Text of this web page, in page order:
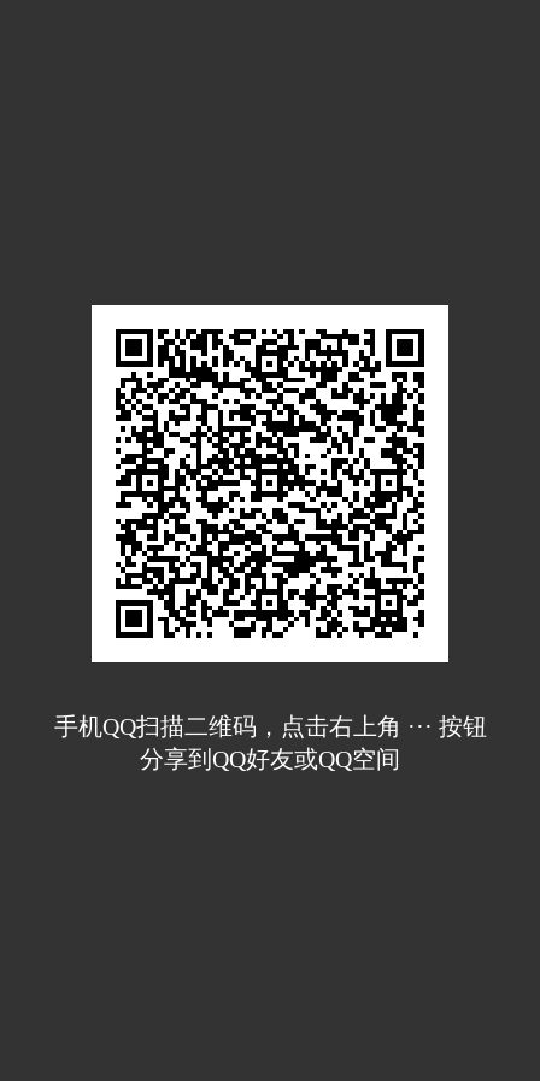
手机QQ扫描二维码，点击右上角 ··· 按钮
分享到QQ好友或QQ空间